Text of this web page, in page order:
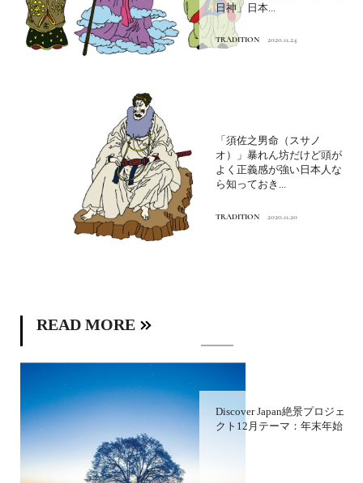
日神」日本...
TRADITION 2020.11.24
「須佐之男命（スサノ
オ）」暴れん坊だけど頭が
よく正義感が強い日本人な
ら知っておき...
TRADITION 2020.11.20
READ MORE
Discover Japan絶景プロジェ
クト12月テーマ：年末年始